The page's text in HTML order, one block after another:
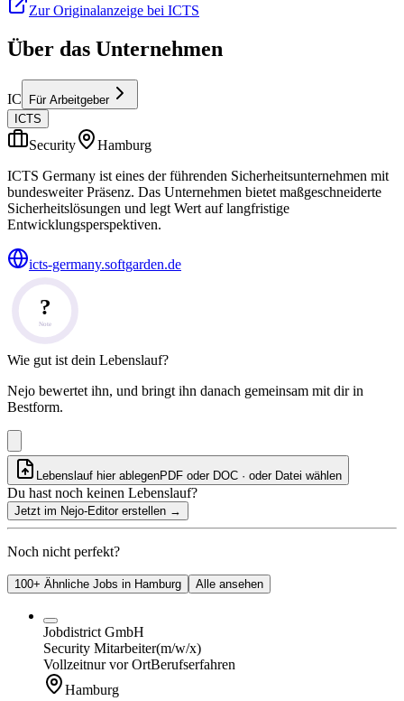
Zur Originalanzeige bei ICTS
Über das Unternehmen
IC
Für Arbeitgeber
ICTS
Security
Hamburg
ICTS Germany ist eines der führenden Sicherheitsunternehmen mit
bundesweiter Präsenz. Das Unternehmen bietet maßgeschneiderte
Sicherheitslösungen und legt Wert auf langfristige
Entwicklungsperspektiven.
icts-germany.softgarden.de
?
Note
Wie gut ist dein Lebenslauf?
Nejo bewertet ihn, und bringt ihn danach gemeinsam mit dir in
Bestform.
Lebenslauf hier ablegenPDF oder DOC · oder Datei wählen
Du hast noch keinen Lebenslauf?
Jetzt im Nejo-Editor erstellen →
Noch nicht perfekt?
100+ Ähnliche Jobs in Hamburg Alle ansehen
Jobdistrict GmbH
Security Mitarbeiter(m/w/x)
Vollzeitnur vor OrtBerufserfahren
Hamburg